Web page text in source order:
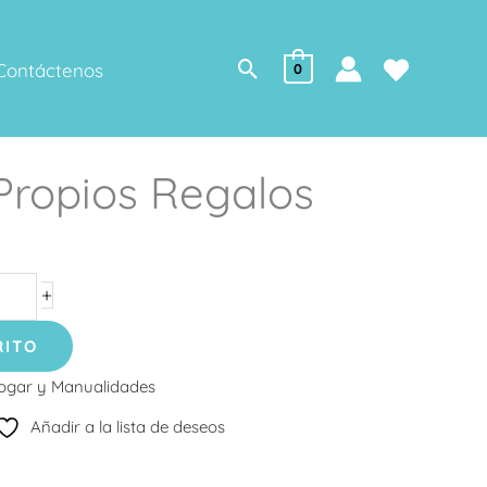
Buscar
0
Regalos
+
y Manualidades
Añadir a la lista de deseos